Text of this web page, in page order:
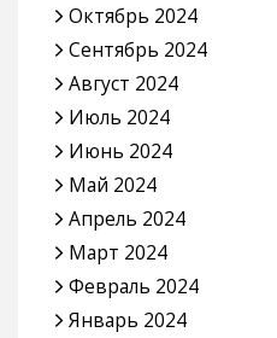
Октябрь 2024
Сентябрь 2024
Август 2024
Июль 2024
Июнь 2024
Май 2024
Апрель 2024
Март 2024
Февраль 2024
Январь 2024